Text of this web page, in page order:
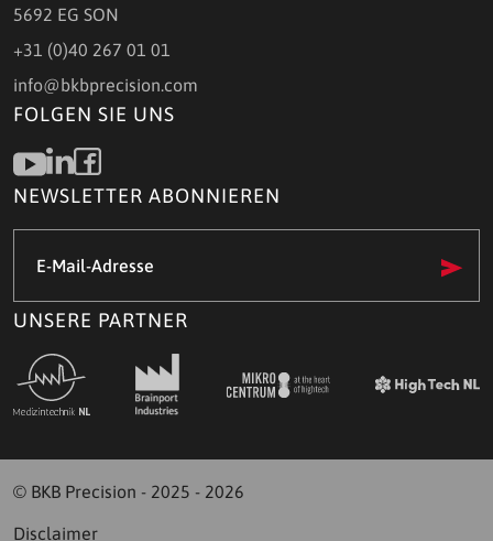
5692 EG SON
+31 (0)40 267 01 01
info@bkbprecision.com
FOLGEN SIE UNS
NEWSLETTER ABONNIEREN
Mail-
(Required)
UNSERE PARTNER
© BKB Precision - 2025 - 2026
Disclaimer